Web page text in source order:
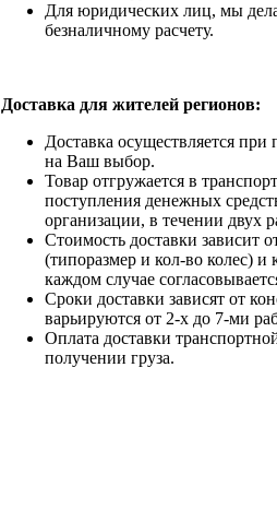
Для юридических лиц, мы
безналичному расчету.
Доставка для жителей регионов:
Доставка осуществляется
на Ваш выбор.
Товар отгружается в
поступления денежных
организации, в течении двух
Стоимость доставки зависит
(типоразмер и кол-во колес) и
каждом случае
Сроки доставки зависят от
варьируются от 2-х до 7-ми
Оплата доставки
получении груза.